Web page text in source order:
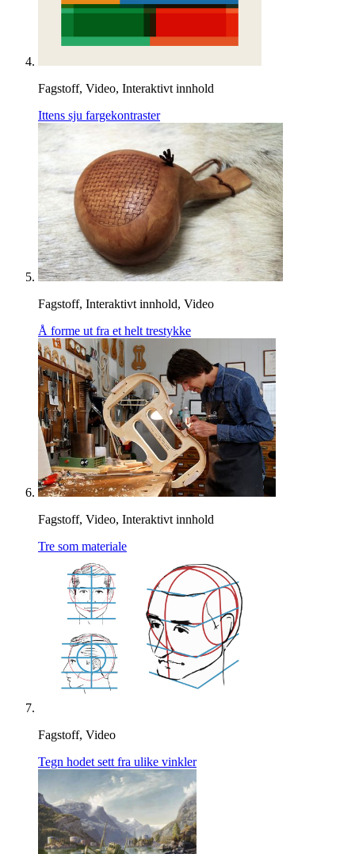
Fagstoff, Video, Interaktivt innhold
Ittens sju fargekontraster
Fagstoff, Interaktivt innhold, Video
Å forme ut fra et helt trestykke
Fagstoff, Video, Interaktivt innhold
Tre som materiale
Fagstoff, Video
Tegn hodet sett fra ulike vinkler